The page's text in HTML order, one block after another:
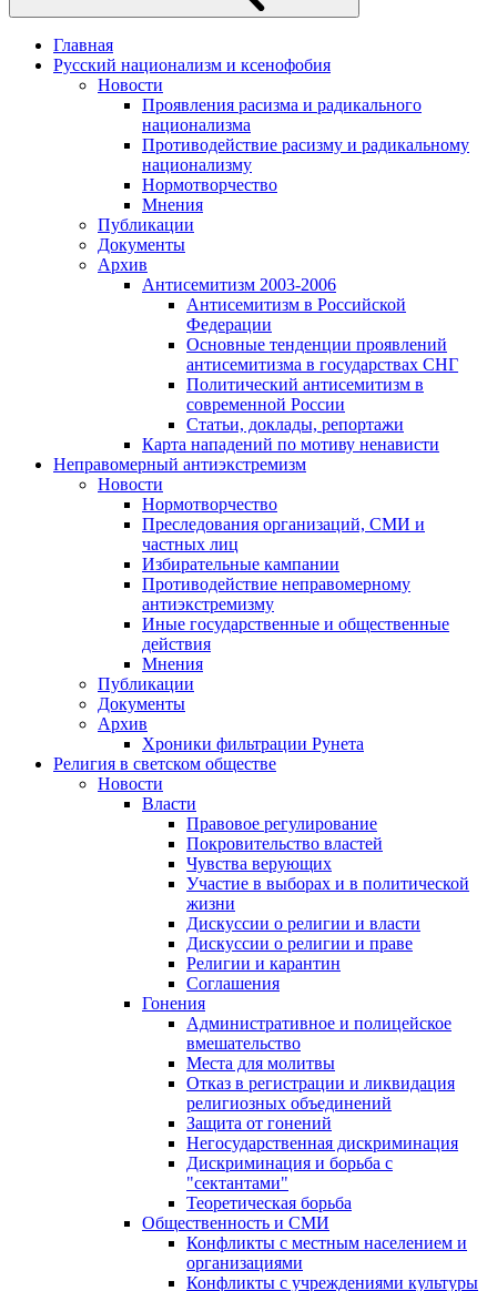
Главная
Русский национализм и ксенофобия
Новости
Проявления расизма и радикального
национализма
Противодействие расизму и радикальному
национализму
Нормотворчество
Мнения
Публикации
Документы
Архив
Антисемитизм 2003-2006
Антисемитизм в Российской
Федерации
Основные тенденции проявлений
антисемитизма в государствах СНГ
Политический антисемитизм в
современной России
Статьи, доклады, репортажи
Карта нападений по мотиву ненависти
Неправомерный антиэкстремизм
Новости
Нормотворчество
Преследования организаций, СМИ и
частных лиц
Избирательные кампании
Противодействие неправомерному
антиэкстремизму
Иные государственные и общественные
действия
Мнения
Публикации
Документы
Архив
Хроники фильтрации Рунета
Религия в светском обществе
Новости
Власти
Правовое регулирование
Покровительство властей
Чувства верующих
Участие в выборах и в политической
жизни
Дискуссии о религии и власти
Дискуссии о религии и праве
Религии и карантин
Соглашения
Гонения
Административное и полицейское
вмешательство
Места для молитвы
Отказ в регистрации и ликвидация
религиозных объединений
Защита от гонений
Негосударственная дискриминация
Дискриминация и борьба с
"сектантами"
Теоретическая борьба
Общественность и СМИ
Конфликты с местным населением и
организациями
Конфликты с учреждениями культуры